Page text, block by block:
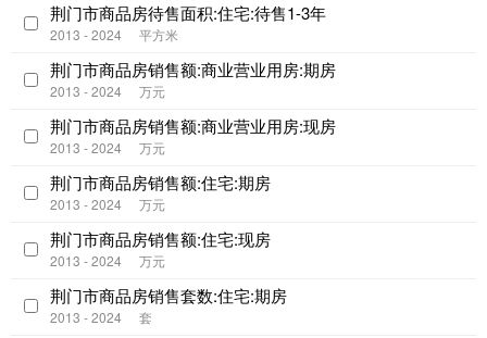
荆门市商品房待售面积:住宅:待售1-3年
2013 - 2024 平方米
荆门市商品房销售额:商业营业用房:期房
2013 - 2024 万元
荆门市商品房销售额:商业营业用房:现房
2013 - 2024 万元
荆门市商品房销售额:住宅:期房
2013 - 2024 万元
荆门市商品房销售额:住宅:现房
2013 - 2024 万元
荆门市商品房销售套数:住宅:期房
2013 - 2024 套